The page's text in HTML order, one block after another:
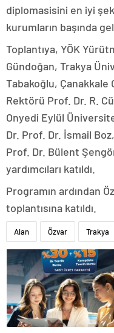
diplomasisini en iyi
kurumların başında
Toplantıya, YÖK
Gündoğan, Trakya
Tabakoğlu,
Rektörü Prof. Dr. R.
Onyedi Eylül
Dr. Prof. Dr. İsmail
Prof. Dr. Bülent
yardımcıları katıldı.
Programın ardından
toplantısına katıldı.
Alan Özvar Trakya